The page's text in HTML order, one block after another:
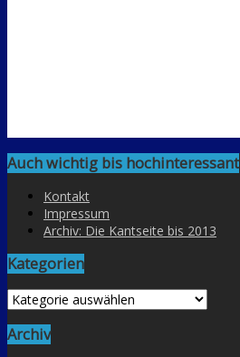
Auch wichtig bis hochinteressant
Kontakt
Impressum
Archiv: Die Kantseite bis 2013
Kategorien
Kategorien
Archiv